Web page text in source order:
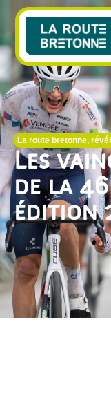
La route bretonne,
Les
de la 46
édition